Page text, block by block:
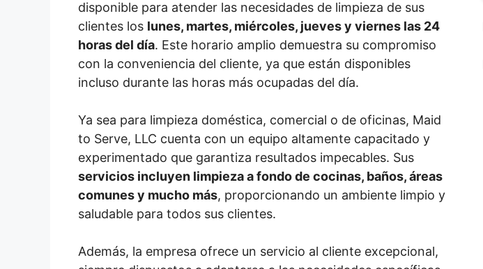
disponible para atender las necesidades de limpieza de sus
clientes los lunes, martes, miércoles, jueves y viernes las 24
horas del día. Este horario amplio demuestra su compromiso
con la conveniencia del cliente, ya que están disponibles
incluso durante las horas más ocupadas del día.
Ya sea para limpieza doméstica, comercial o de oficinas, Maid
to Serve, LLC cuenta con un equipo altamente capacitado y
experimentado que garantiza resultados impecables. Sus
servicios incluyen limpieza a fondo de cocinas, baños, áreas
comunes y mucho más, proporcionando un ambiente limpio y
saludable para todos sus clientes.
Además, la empresa ofrece un servicio al cliente excepcional,